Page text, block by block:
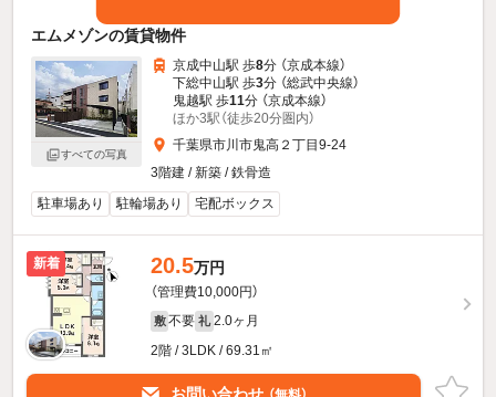
エムメゾンの賃貸物件
すべての写真
京成中山駅 歩8分 （京成本線）
下総中山駅 歩3分 （総武中央線）
鬼越駅 歩11分 （京成本線）
ほか3駅（徒歩20分圏内）
千葉県市川市鬼高２丁目9-24
3階建 / 新築 / 鉄骨造
駐車場あり
駐輪場あり 宅配ボックス
新着 20.5万円
（管理費10,000円）
敷 不要 礼 2.0ヶ月
2階 / 3LDK / 69.31㎡
お問い合わせ